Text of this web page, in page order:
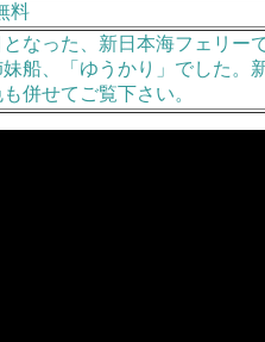
料
なった、新日本海フェリ
船、「ゆうかり」でした。
併せてご覧下さい。